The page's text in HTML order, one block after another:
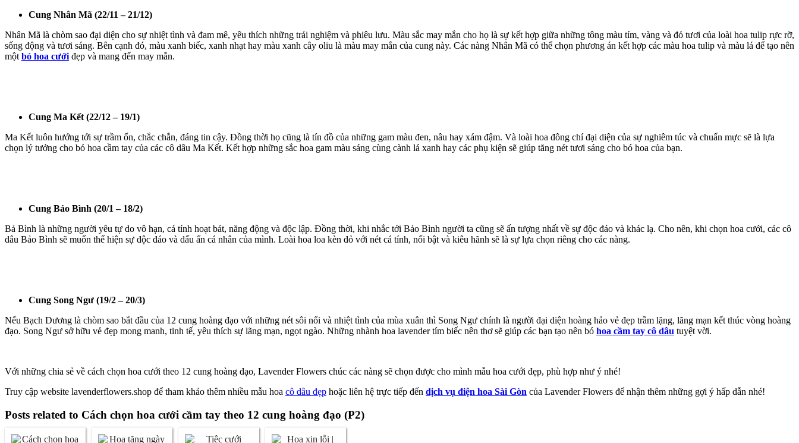
Cung Nhân Mã (22/11 – 21/12)
Nhân Mã là chòm sao đại diện cho sự nhiệt tình và đam mê, yêu thích những trải nghiệm và phiêu lưu. Màu sắc may mắn cho họ là sự kết hợp giữa những tông màu tím, vàng và đỏ tươi của loài hoa tulip rực rỡ,
sống động và tươi sáng. Bên cạnh đó, màu xanh biếc, xanh nhạt hay màu xanh cây oliu là màu may mắn của cung này. Các nàng Nhân Mã có thể chọn phương án kết hợp các màu hoa tulip và màu lá để tạo nên
một bó hoa cưới đẹp và mang đến may mắn.
Cung Ma Kết (22/12 – 19/1)
Ma Kết luôn hướng tới sự trầm ổn, chắc chắn, đáng tin cậy. Đồng thời họ cũng là tín đồ của những gam màu đen, nâu hay xám đậm. Và loài hoa đông chí đại diện của sự nghiêm túc và chuẩn mực sẽ là lựa
chọn lý tưởng cho bó hoa cầm tay của các cô dâu Ma Kết. Kết hợp những sắc hoa gam màu sáng cùng cành lá xanh hay các phụ kiện sẽ giúp tăng nét tươi sáng cho bó hoa của bạn.
Cung Bảo Bình (20/1 – 18/2)
Bả Bình là những người yêu tự do vô hạn, cá tính hoạt bát, năng động và độc lập. Đồng thời, khi nhắc tới Bảo Bình người ta cũng sẽ ấn tượng nhất về sự độc đáo và khác lạ. Cho nên, khi chọn hoa cưới, các cô
dâu Bảo Bình sẽ muốn thể hiện sự độc đáo và dấu ấn cá nhân của mình. Loài hoa loa kèn đỏ với nét cá tính, nổi bật và kiêu hãnh sẽ là sự lựa chọn riêng cho các nàng.
Cung Song Ngư (19/2 – 20/3)
Nếu Bạch Dương là chòm sao bắt đầu của 12 cung hoàng đạo với những nét sôi nổi và nhiệt tình của mùa xuân thì Song Ngư chính là người đại diện hoàng hảo vẻ đẹp trầm lặng, lãng mạn kết thúc vòng hoàng
đạo. Song Ngư sở hữu vẻ đẹp mong manh, tinh tế, yêu thích sự lãng mạn, ngọt ngào. Những nhành hoa lavender tím biếc nên thơ sẽ giúp các bạn tạo nên bó hoa cầm tay cô dâu tuyệt vời.
Với những chia sẻ về cách chọn hoa cưới theo 12 cung hoàng đạo, Lavender Flowers chúc các nàng sẽ chọn được cho mình mẫu hoa cưới đẹp, phù hợp như ý nhé!
Truy cập website lavenderflowers.shop để tham khảo thêm nhiều mẫu hoa cô dâu đẹp hoặc liên hệ trực tiếp đến dịch vụ điện hoa Sài Gòn của Lavender Flowers để nhận thêm những gợi ý hấp dẫn nhé!
Posts related to Cách chọn hoa cưới cầm tay theo 12 cung hoàng đạo (P2)